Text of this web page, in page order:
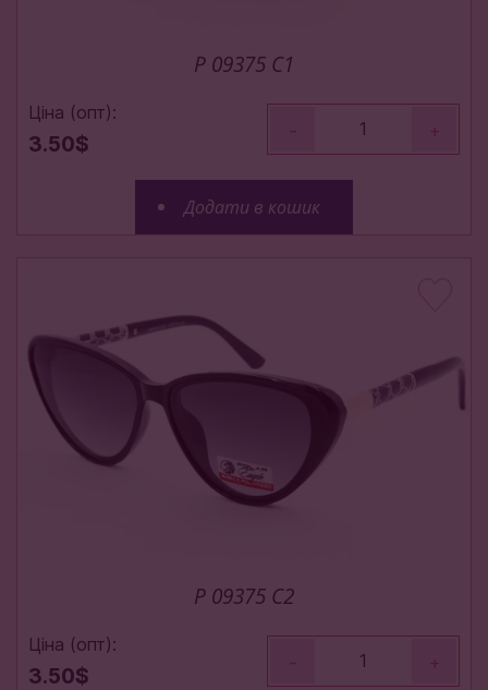
P 09375 C1
Ціна (опт):
3.50$
- +
Додати в кошик
P 09375 C2
Ціна (опт):
3.50$
- +